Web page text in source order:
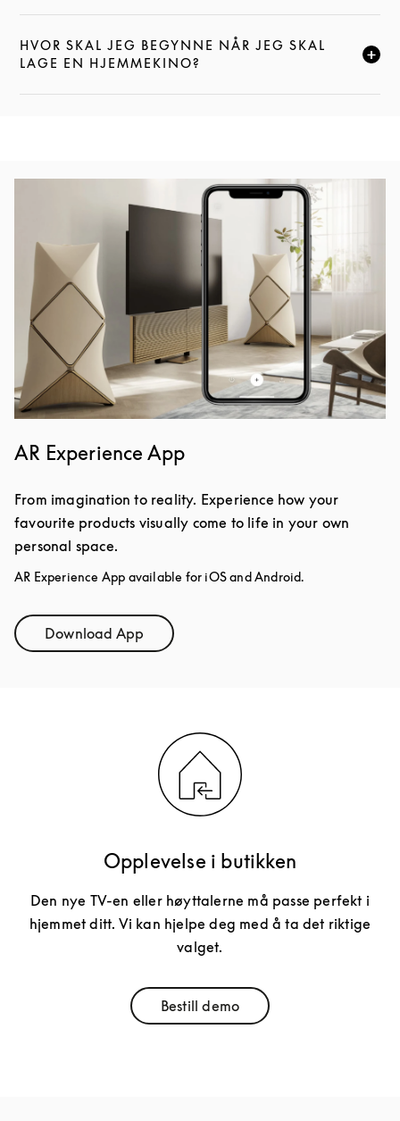
HVOR SKAL JEG BEGYNNE NÅR JEG SKAL
LAGE EN HJEMMEKINO?
KLIKK FOR Å UTVIDE DENNE BESKRIVELSEN, OG
AR Experience App
From imagination to reality. Experience how your
favourite products visually come to life in your own
personal space.
AR Experience App available for iOS and Android.
Download AppLink Opens in New Tab
Opplevelse i butikken
Den nye TV-en eller høyttalerne må passe perfekt i
hjemmet ditt. Vi kan hjelpe deg med å ta det riktige
valget.
Bestill demoLink Opens in New Tab